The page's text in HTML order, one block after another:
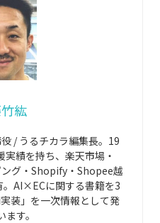
紘
/ うるチカラ編集長。19
績を持ち、楽天市場・
グ・Shopify・Shopee越
。AI×ECに関する書籍を3
装」を一次情報として発
す。